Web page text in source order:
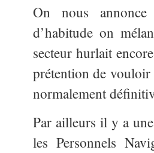
On nous
d’habitude on
secteur hurlait
prétention de
normalement
Par ailleurs il y a
les Personnels